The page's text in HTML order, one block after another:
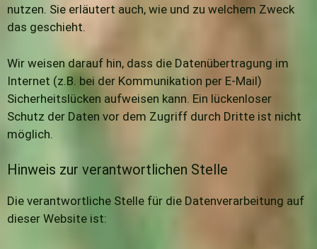
nutzen. Sie erläutert auch, wie und zu welchem Zweck
das geschieht.
Wir weisen darauf hin, dass die Datenübertragung im
Internet (z.B. bei der Kommunikation per E-Mail)
Sicherheitslücken aufweisen kann. Ein lückenloser
Schutz der Daten vor dem Zugriff durch Dritte ist nicht
möglich.
Hinweis zur verantwortlichen Stelle
Die verantwortliche Stelle für die Datenverarbeitung auf
dieser Website ist: